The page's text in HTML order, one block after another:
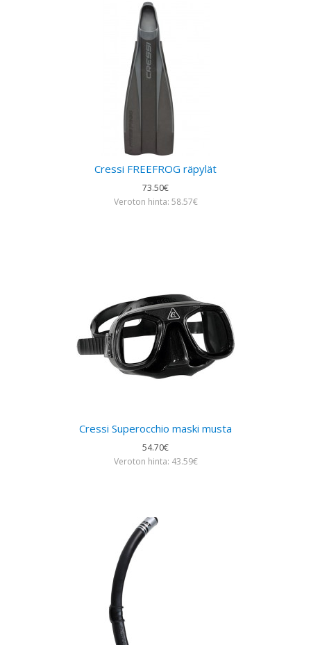
Cressi FREEFROG räpylät
73.50€
Veroton hinta: 58.57€
Cressi Superocchio maski musta
54.70€
Veroton hinta: 43.59€